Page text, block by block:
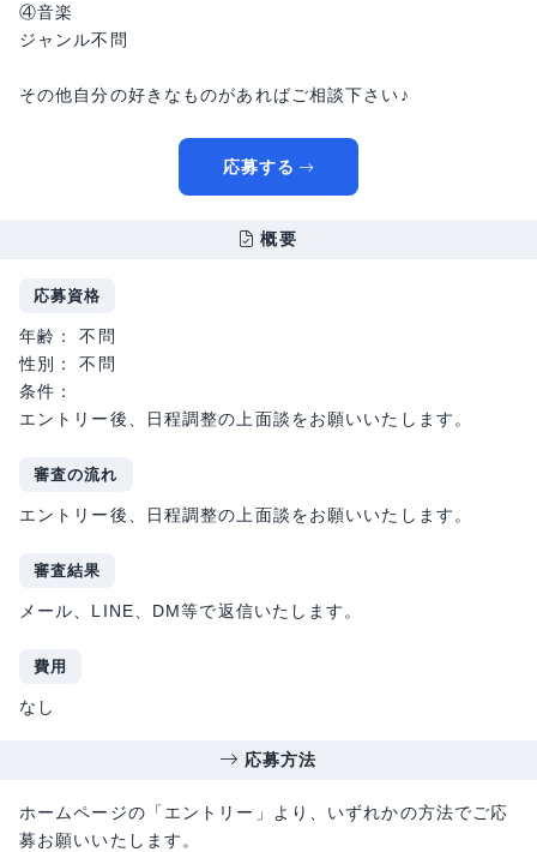
④音楽
ジャンル不問
その他自分の好きなものがあればご相談下さい♪
応募する
概要
応募資格
年齢： 不問
性別： 不問
条件：
エントリー後、日程調整の上面談をお願いいたします。
審査の流れ
エントリー後、日程調整の上面談をお願いいたします。
審査結果
メール、LINE、DM等で返信いたします。
費用
なし
応募方法
ホームページの「エントリー」より、いずれかの方法でご応
募お願いいたします。